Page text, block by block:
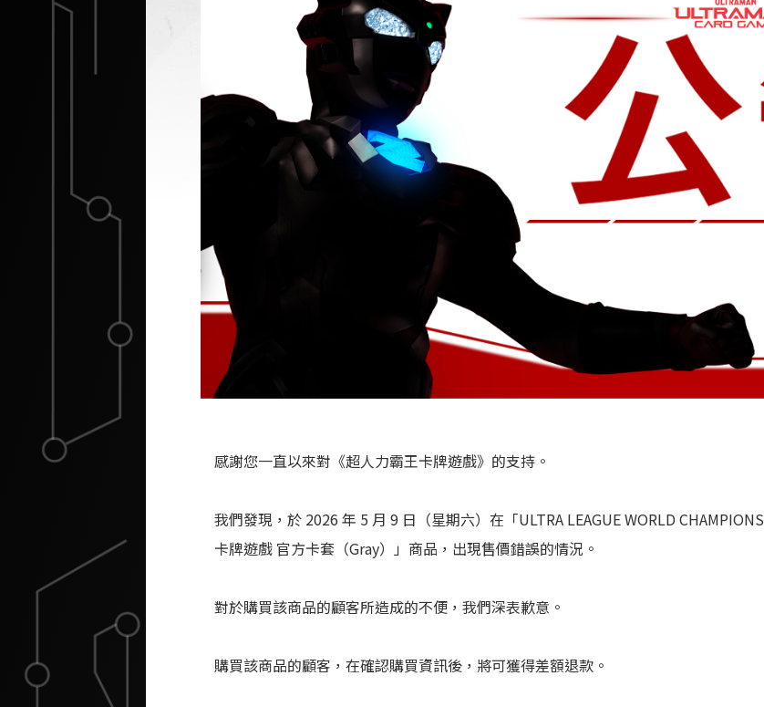
感謝您一直以來對《超人力霸王卡牌遊戲》的支持。
我們發現，於 2026 年 5 月 9 日（星期六）在「ULTRA LEAGUE WORLD
卡牌遊戲 官方卡套（Gray）」商品，出現售價錯誤的情況。
對於購買該商品的顧客所造成的不便，我們深表歉意。
購買該商品的顧客，在確認購買資訊後，將可獲得差額退款。